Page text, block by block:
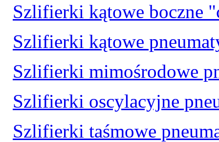
Szlifierki kątowe boczne
Szlifierki kątowe
Szlifierki mimośrodowe
Szlifierki oscylacyjne
Szlifierki taśmowe